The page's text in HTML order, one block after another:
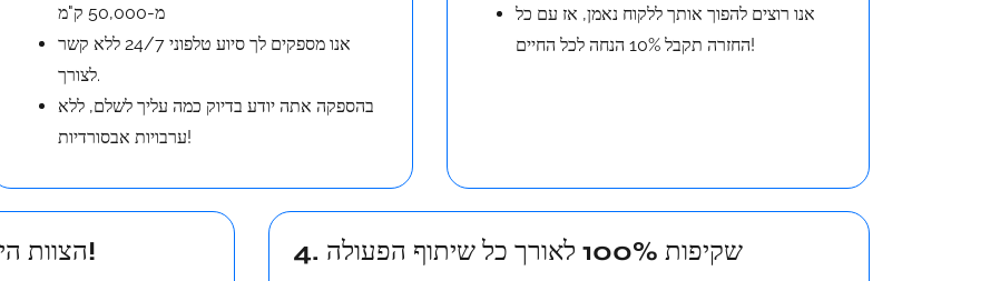
מ-50,000 ק"מ
אנו מספקים לך סיוע טלפוני 24/7 ללא קשר
לצורך.
בהספקה אתה יודע בדיוק כמה עליך לשלם, ללא
ערבויות אבסורדיות!
אנו רוצים להפוך אותך ללקוח נאמן, אז עם כל
החזרה תקבל 10% הנחה לכל החיים!
3. הצוות הייעודי עומד לרשותך ללא דאגות! 4. שקיפות 100% לאורך כל שיתוף הפעולה